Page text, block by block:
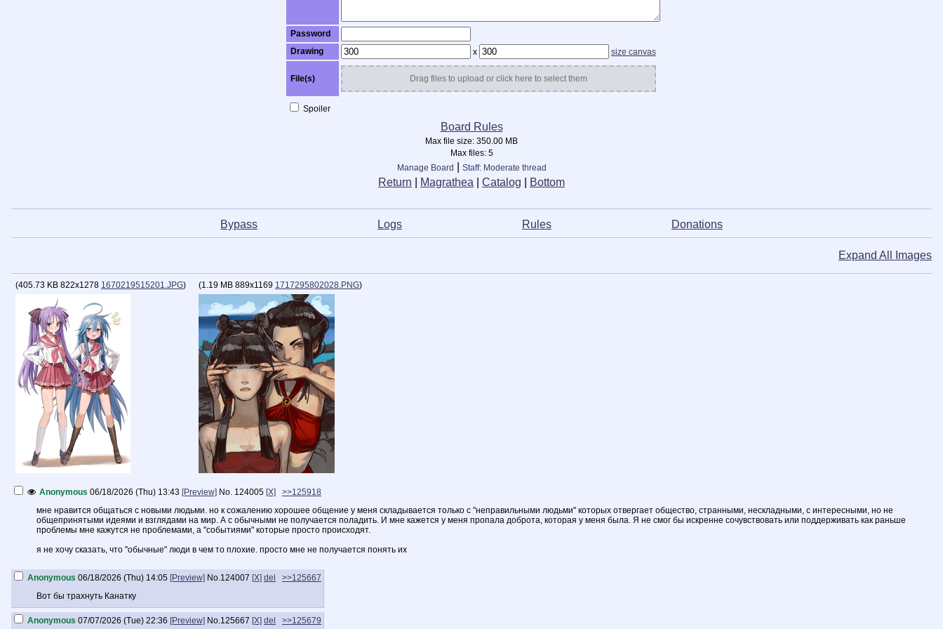
Password
Drawing
x size canvas
File(s) Drag files to upload or click here to select them
Spoiler
Board Rules
Max file size: 350.00 MB
Max files: 5
Manage Board
Staff: Moderate thread
Return Magrathea Catalog Bottom
Bypass L⁣ogs Rules Donations
Expand All Images
(405.73 KB 822x1278 1670219515201.JPG) (1.19 MB 889x1169 1717295802028.PNG)
Anonymous 06/18/2026 (Thu) 13:43 [Preview] No. 124005 [X]
>>125918
мне нравится общаться с новыми людьми. но к сожалению хорошее общение у меня складывается только с "неправильными людьми" которых отвергает общество, странными, нескладными, с интересными, но не
общепринятыми идеями и взглядами на мир. А с обычными не получается поладить. И мне кажется у меня пропала доброта, которая у меня была. Я не смог бы искренне сочувствовать или поддерживать как раньше
проблемы мне кажутся не проблемами, а "событиями" которые просто происходят.
я не хочу сказать, что "обычные" люди в чем то плохие. просто мне не получается понять их
Anonymous 06/18/2026 (Thu) 14:05 [Preview] No.124007 [X] del
>>125667
Вот бы трахнуть Канатку
Anonymous 07/07/2026 (Tue) 22:36 [Preview] No.125667 [X] del
>>125679